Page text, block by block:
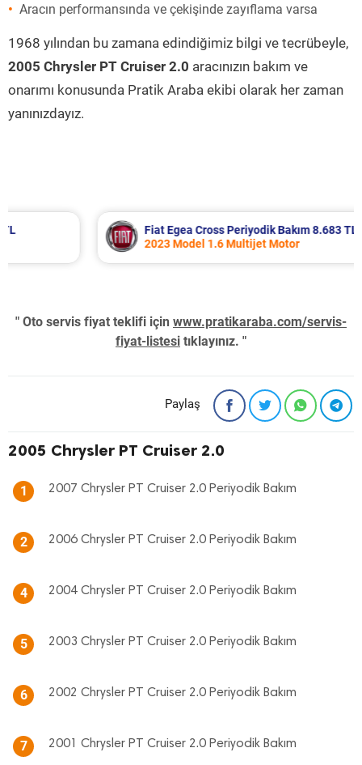
Aracın performansında ve çekişinde zayıflama varsa
1968 yılından bu zamana edindiğimiz bilgi ve tecrübeyle,
2005 Chrysler PT Cruiser 2.0 aracınızın bakım ve
onarımı konusunda Pratik Araba ekibi olarak her zaman
yanınızdayız.
Fiat Egea Cross Periyodik Bakım 8.683 TL
2023 Model 1.6 Multijet Motor
" Oto servis fiyat teklifi için www.pratikaraba.com/servis-
fiyat-listesi tıklayınız. "
Paylaş
2005 Chrysler PT Cruiser 2.0
1 2007 Chrysler PT Cruiser 2.0 Periyodik Bakım
2 2006 Chrysler PT Cruiser 2.0 Periyodik Bakım
4 2004 Chrysler PT Cruiser 2.0 Periyodik Bakım
5 2003 Chrysler PT Cruiser 2.0 Periyodik Bakım
6 2002 Chrysler PT Cruiser 2.0 Periyodik Bakım
7 2001 Chrysler PT Cruiser 2.0 Periyodik Bakım